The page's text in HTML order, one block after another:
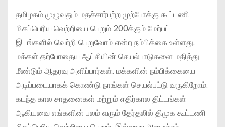
தமிழகம் முழுவதும் மதச்சார்பற்ற முற்போக்கு கூட்டணி
மிகப்பெரிய வெற்றியை பெறும் 200க்கும் மேற்பட்ட
இடங்களில் வெற்றி பெறுவோம் என்ற நம்பிக்கை உள்ளது.
மக்கள் தற்போதைய ஆட்சியின் செயல்பாடுகளை மதித்து
மீண்டும் ஆதரவு அளிப்பார்கள். மக்களின் நம்பிக்கையை
அடிப்படையாகக் கொண்டு நாங்கள் செயல்பட்டு வருகிறோம்.
கடந்த கால சாதனைகள் மற்றும் எதிர்கால திட்டங்கள்
ஆகியவை எங்களின் பலம் வரும் தேர்தலில் திமுக கூட்டணி